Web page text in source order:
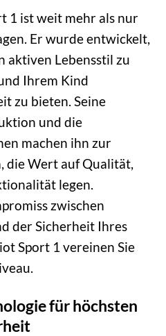
1 ist weit mehr als nur
Er wurde entwickelt,
aktiven Lebensstil zu
Ihrem Kind
zu bieten. Seine
und die
machen ihn zur
die Wert auf Qualität,
legen.
zwischen
der Sicherheit Ihres
Sport 1 vereinen Sie
für höchsten